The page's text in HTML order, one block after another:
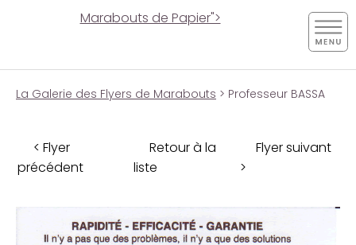
Marabouts de Papier">
La Galerie des Flyers de Marabouts > Professeur BASSA
< Flyer
précédent
Retour à la
liste
Flyer suivant
>